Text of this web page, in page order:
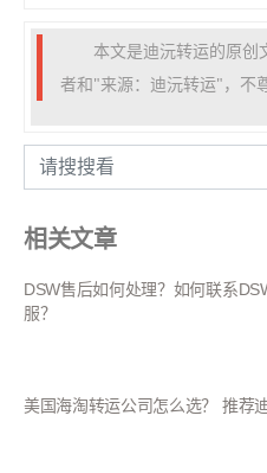
本文是迪沅转运的原创
者和"来源：迪沅转运"，不
相关文章
DSW售后如何处理？如何联系
服？
美国海淘转运公司怎么选？ 推荐